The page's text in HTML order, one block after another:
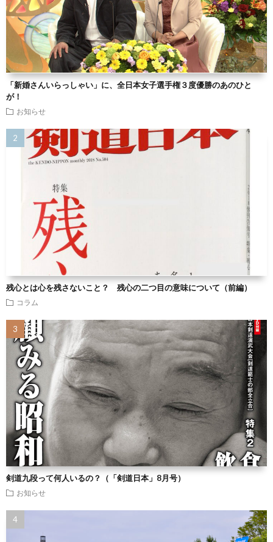
「新婚さんいらっしゃい」に、全日本女子選手権３度優勝のあのひと
が！
お知らせ
残心とは心を残さないこと？ 残心の二つ目の意味について（前編）
コラム
剣道九段って何人いるの？（「剣道日本」8月号）
お知らせ